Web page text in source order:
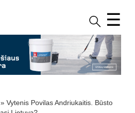
☰
» Vytenis Povilas Andriukaitis. Būsto